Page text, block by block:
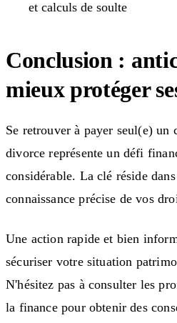
et calculs de soulte
Conclusion :
mieux protéger
Se retrouver à payer seul(e)
divorce représente un défi
considérable. La clé réside
connaissance précise de vos
Une action rapide et bien
sécuriser votre situation
N'hésitez pas à consulter les
la finance pour obtenir des